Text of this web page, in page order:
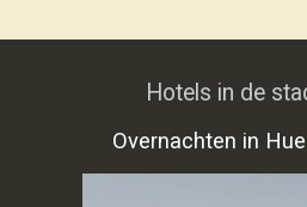
Hotels in de
Overnachten in